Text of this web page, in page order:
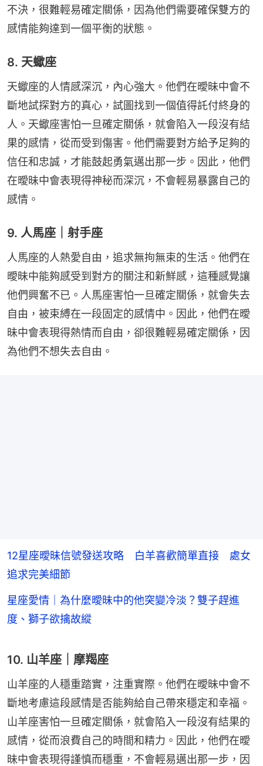
不決，很難輕易確定關係，因為他們需要確保雙方的
感情能夠達到一個平衡的狀態。
8. 天蠍座
天蠍座的人情感深沉，內心強大。他們在曖昧中會不
斷地試探對方的真心，試圖找到一個值得託付終身的
人。天蠍座害怕一旦確定關係，就會陷入一段沒有結
果的感情，從而受到傷害。他們需要對方給予足夠的
信任和忠誠，才能鼓起勇氣邁出那一步。因此，他們
在曖昧中會表現得神秘而深沉，不會輕易暴露自己的
感情。
9. 人馬座｜射手座
人馬座的人熱愛自由，追求無拘無束的生活。他們在
曖昧中能夠感受到對方的關注和新鮮感，這種感覺讓
他們興奮不已。人馬座害怕一旦確定關係，就會失去
自由，被束縛在一段固定的感情中。因此，他們在曖
昧中會表現得熱情而自由，卻很難輕易確定關係，因
為他們不想失去自由。
12星座曖昧信號發送攻略 白羊喜歡簡單直接 處女
追求完美細節
星座愛情｜為什麼曖昧中的他突變冷淡？雙子趕進
度、獅子欲擒故縱
10. 山羊座｜摩羯座
山羊座的人穩重踏實，注重實際。他們在曖昧中會不
斷地考慮這段感情是否能夠給自己帶來穩定和幸福。
山羊座害怕一旦確定關係，就會陷入一段沒有結果的
感情，從而浪費自己的時間和精力。因此，他們在曖
昧中會表現得謹慎而穩重，不會輕易邁出那一步，因